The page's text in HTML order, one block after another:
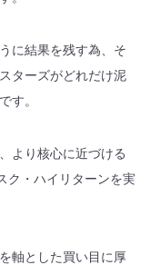
に結果を残す為、そ
ターズがどれだけ泥
す。
より核心に近づける
ク・ハイリターンを実
軸とした買い目に厚